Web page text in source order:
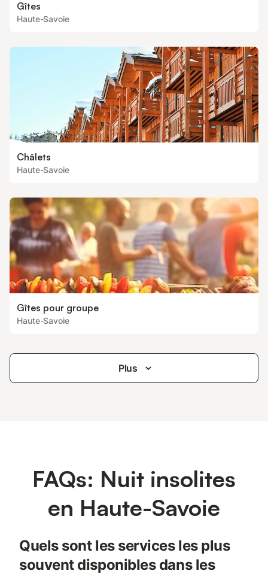
Gîtes
Haute-Savoie
Châlets
Haute-Savoie
Gîtes pour groupe
Haute-Savoie
Plus
FAQs: Nuit insolites
en Haute-Savoie
Quels sont les services les plus
souvent disponibles dans les